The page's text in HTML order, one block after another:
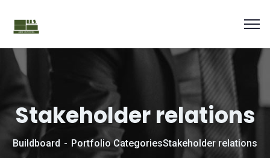
Stakeholder relations
Buildboard Portfolio CategoriesStakeholder relations